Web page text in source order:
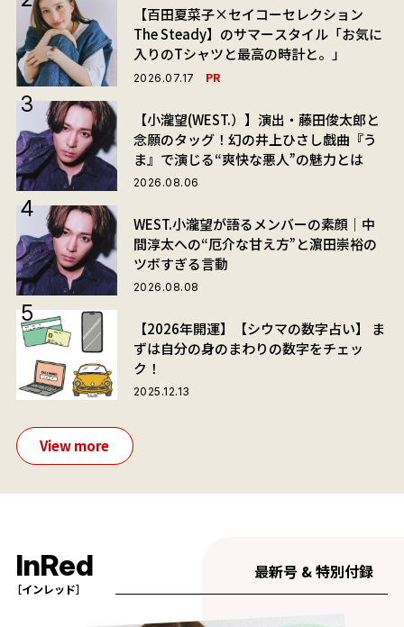
【百田夏菜子×セイコーセレクション
The Steady】のサマースタイル「お気に
入りのTシャツと最高の時計と。」
2026.07.17 PR
【小瀧望(WEST.）】演出・藤田俊太郎と
念願のタッグ！幻の井上ひさし戯曲『う
ま』で演じる“爽快な悪人”の魅力とは
2026.08.06
WEST.小瀧望が語るメンバーの素顔｜中
間淳太への“厄介な甘え方”と濵田崇裕の
ツボすぎる言動
2026.08.08
【2026年開運】【シウマの数字占い】 ま
ずは自分の身のまわりの数字をチェッ
ク！
2025.12.13
View more
InRed
［インレッド］
最新号 & 特別付録